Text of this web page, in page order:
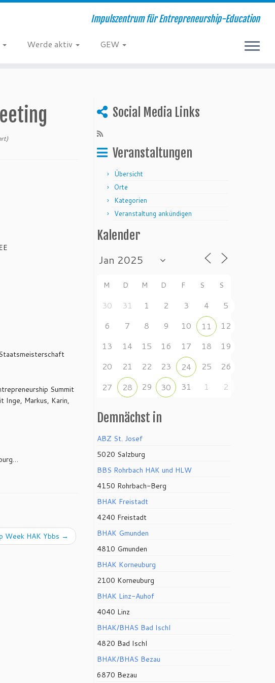
Impulszentrum für Entrepreneurship-Education
Werde aktiv GEW
Summit
Inge, Markus, Karin,
Week HAK Ybbs →
Social Media Links
Veranstaltungen
Übersicht
Orte
Kategorien
Veranstaltung ankündigen
Kalender
M D M D F S S
30 31 1 2 3 4
5
6
7 8 9 10 11
12
13
14 15 16 17 18
19
20
21 22 23 24 25
26
27
28 29 30 31 1 2
Demnächst in
ABZ St. Josef
5020 Salzburg
BBS Rohrbach HAK und HLW
4150 Rohrbach-Berg
BHAK Freistadt
4240 Freistadt
BHAK Gmunden
4810 Gmunden
BHAK Korneuburg
2100 Korneuburg
BHAK Linz-Auhof
4040 Linz
BHAK/BHAS Bad Ischl
4820 Bad Ischl
BHAK/BHAS Bezau
6870 Bezau